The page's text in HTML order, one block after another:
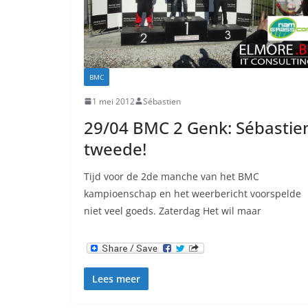
BMC
1 mei 2012 Sébastien
29/04 BMC 2 Genk:
tweede!
Tijd voor de 2de manche van het BMC
kampioenschap en het weerbericht voorspelde
niet veel goeds. Zaterdag Het wil maar
Lees meer